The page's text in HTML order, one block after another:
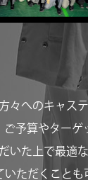
へのキャステ
ご予算やターゲ
いた上で最適
ただくことも